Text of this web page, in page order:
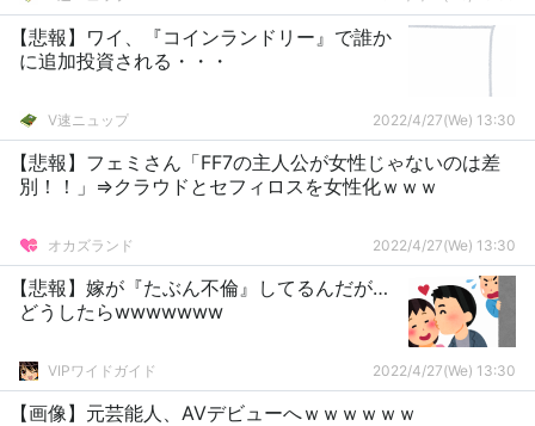
【悲報】ワイ、『コインランドリー』で誰か
に追加投資される・・・
V速ニュップ 2022/4/27(We) 13:30
【悲報】フェミさん「FF7の主人公が女性じゃないのは差
別！！」⇒クラウドとセフィロスを女性化ｗｗｗ
オカズランド 2022/4/27(We) 13:30
【悲報】嫁が『たぶん不倫』してるんだが…
どうしたらwwwwwww
VIPワイドガイド 2022/4/27(We) 13:30
【画像】元芸能人、AVデビューへｗｗｗｗｗｗ